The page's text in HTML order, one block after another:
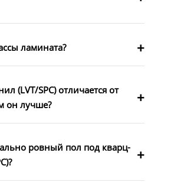
ламината?
(LVT/SPC) отличается от
он лучше?
ровный пол под кварц-